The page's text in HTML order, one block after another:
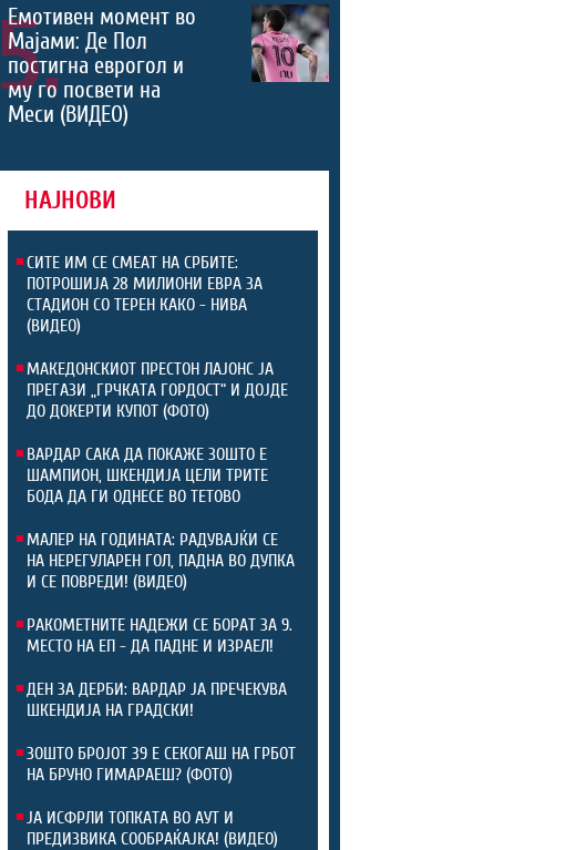
5.
Емотивен момент во
Мајами: Де Пол
постигна еврогол и
му го посвети на
Меси (ВИДЕО)
НАЈНОВИ
СИТЕ ИМ СЕ СМЕАТ НА СРБИТЕ:
ПОТРОШИЈА 28 МИЛИОНИ ЕВРА ЗА
СТАДИОН СО ТЕРЕН КАКО - НИВА
(ВИДЕО)
МАКЕДОНСКИОТ ПРЕСТОН ЛАЈОНС ЈА
ПРЕГАЗИ „ГРЧКАТА ГОРДОСТ“ И ДОЈДЕ
ДО ДОКЕРТИ КУПОТ (ФОТО)
ВАРДАР САКА ДА ПОКАЖЕ ЗОШТО Е
ШАМПИОН, ШКЕНДИЈА ЦЕЛИ ТРИТЕ
БОДА ДА ГИ ОДНЕСЕ ВО ТЕТОВО
МАЛЕР НА ГОДИНАТА: РАДУВАЈЌИ СЕ
НА НЕРЕГУЛАРЕН ГОЛ, ПАДНА ВО ДУПКА
И СЕ ПОВРЕДИ! (ВИДЕО)
РАКОМЕТНИТЕ НАДЕЖИ СЕ БОРАТ ЗА 9.
МЕСТО НА ЕП - ДА ПАДНЕ И ИЗРАЕЛ!
ДЕН ЗА ДЕРБИ: ВАРДАР ЈА ПРЕЧЕКУВА
ШКЕНДИЈА НА ГРАДСКИ!
ЗОШТО БРОЈОТ 39 Е СЕКОГАШ НА ГРБОТ
НА БРУНО ГИМАРАЕШ? (ФОТО)
ЈА ИСФРЛИ ТОПКАТА ВО АУТ И
ПРЕДИЗВИКА СООБРАЌАЈКА! (ВИДЕО)